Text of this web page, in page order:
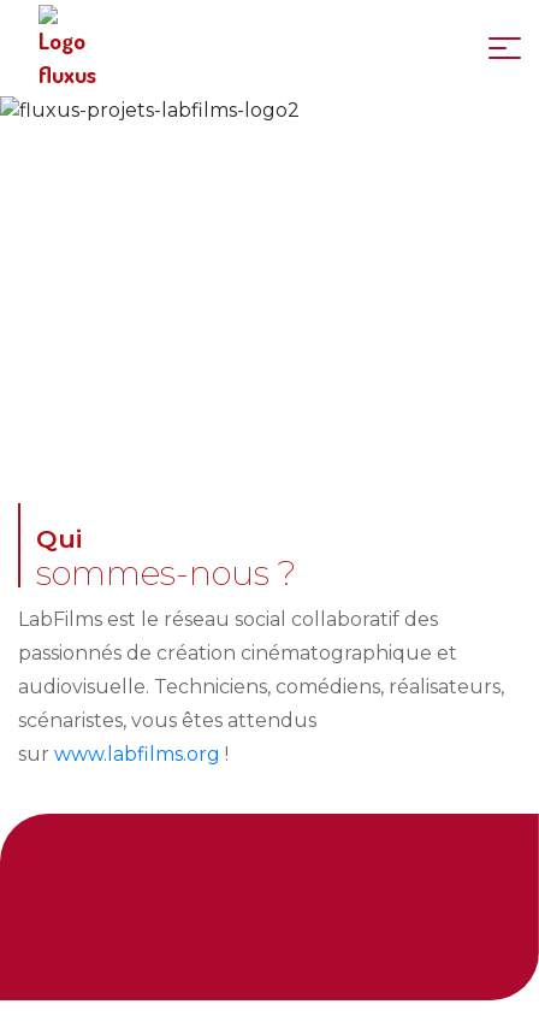
Qui
sommes-nous ?
LabFilms est le réseau social collaboratif des
passionnés de création cinématographique et
audiovisuelle. Techniciens, comédiens, réalisateurs,
scénaristes, vous êtes attendus
sur www.labfilms.org !